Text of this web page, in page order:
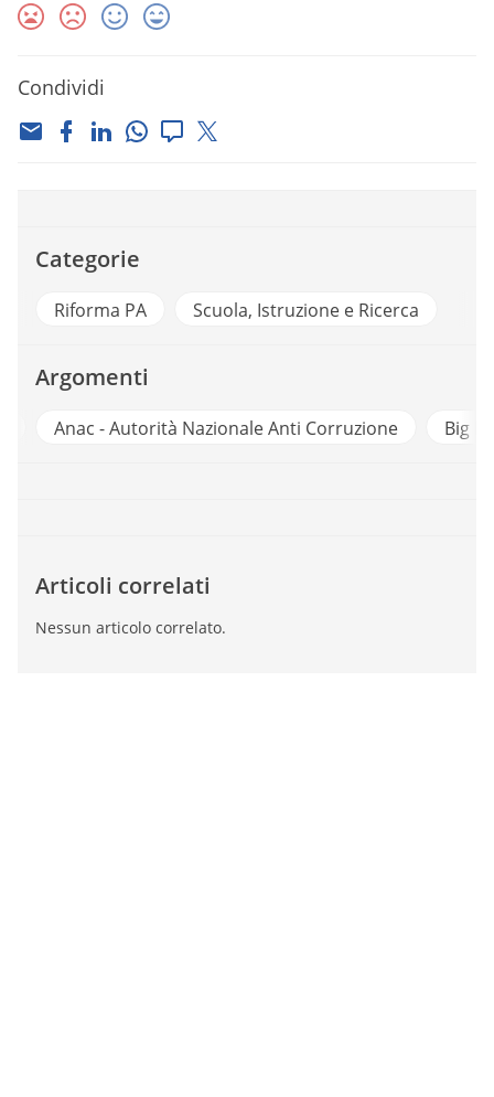
Condividi
Categorie
Riforma PA Scuola, Istruzione e Ricerca
Argomenti
Anac - Autorità Nazionale Anti Corruzione Big
Articoli correlati
Nessun articolo correlato.